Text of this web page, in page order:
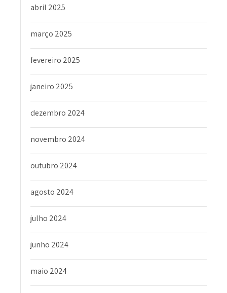
abril 2025
março 2025
fevereiro 2025
janeiro 2025
dezembro 2024
novembro 2024
outubro 2024
agosto 2024
julho 2024
junho 2024
maio 2024